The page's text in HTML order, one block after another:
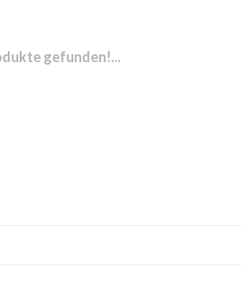
gefunden!...